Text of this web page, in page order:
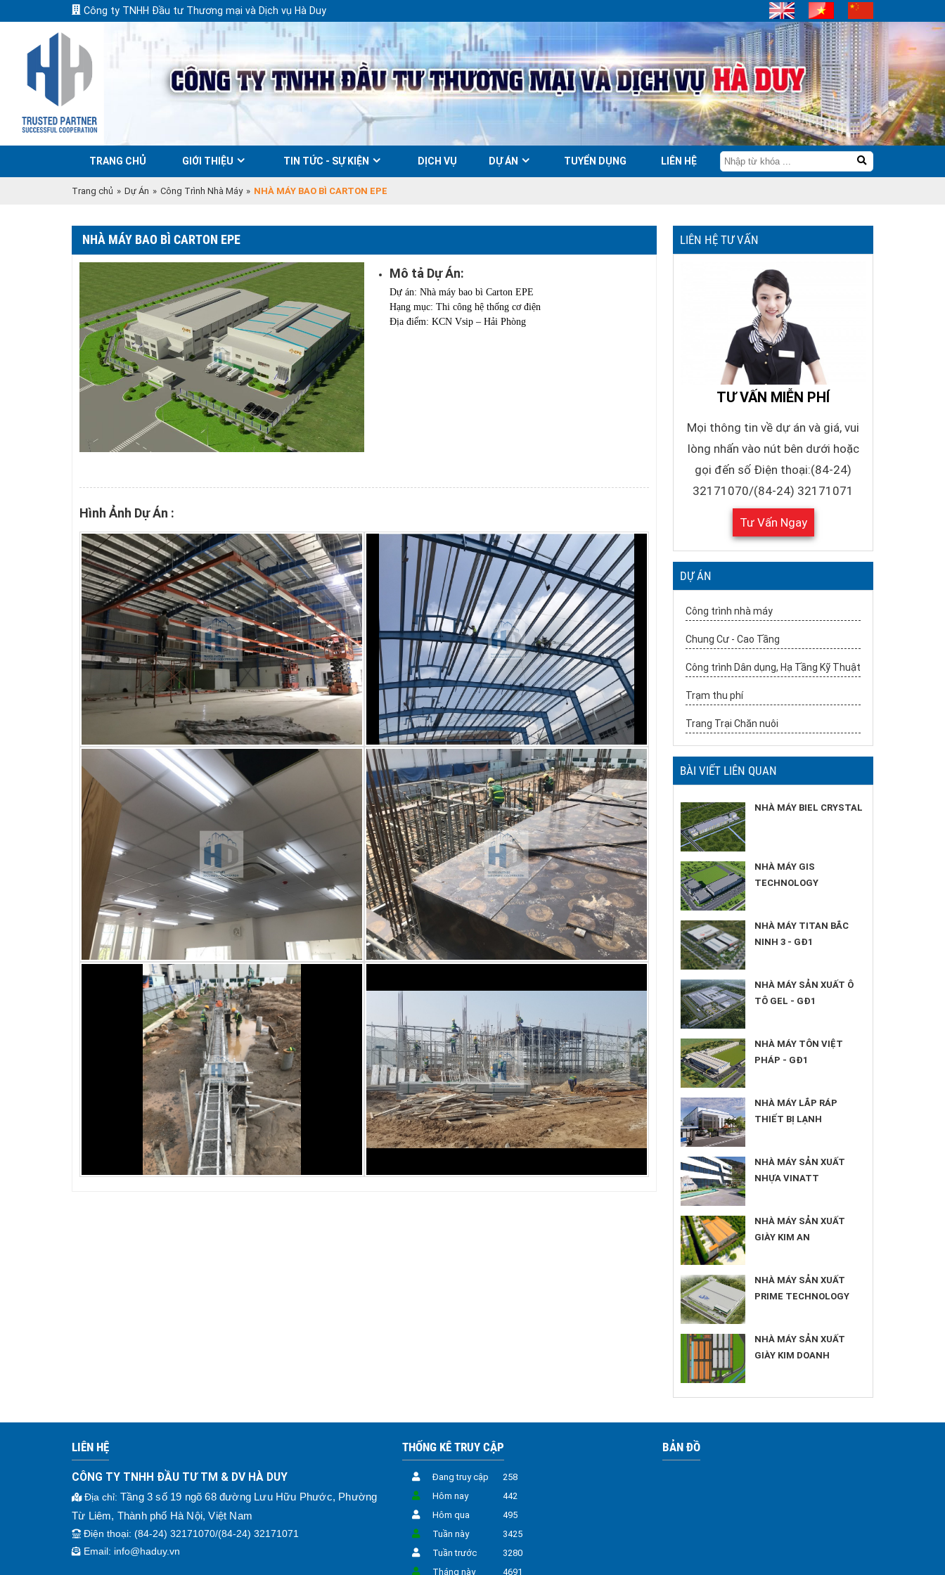
Công ty TNHH Đầu tư Thương mại và Dịch vụ Hà Duy
TRANG CHỦ GIỚI THIỆU TIN TỨC - SỰ KIỆN DỊCH VỤ DỰ ÁN TUYỂN DỤNG LIÊN HỆ
Trang chủ » Dự Án » Công Trình Nhà Máy » NHÀ MÁY BAO BÌ CARTON EPE
NHÀ MÁY BAO BÌ CARTON EPE
Mô tả Dự Án:
Dự án: Nhà máy bao bì Carton EPE
Hạng mục: Thi công hệ thống cơ điện
Địa điểm: KCN Vsip – Hải Phòng
Hình Ảnh Dự Án :
LIÊN HỆ TƯ VẤN
TƯ VẤN MIỄN PHÍ
Mọi thông tin về dự án và giá, vui
lòng nhấn vào nút bên dưới hoặc
gọi đến số Điện thoại:(84-24)
32171070/(84-24) 32171071
Tư Vấn Ngay
DỰ ÁN
Công trình nhà máy
Chung Cư - Cao Tầng
Công trình Dân dụng, Hạ Tầng Kỹ Thuật
Trạm thu phí
Trang Trại Chăn nuôi
BÀI VIẾT LIÊN QUAN
NHÀ MÁY BIEL CRYSTAL
NHÀ MÁY GIS
TECHNOLOGY
NHÀ MÁY TITAN BẮC
NINH 3 - GĐ1
NHÀ MÁY SẢN XUẤT Ô
TÔ GEL - GĐ1
NHÀ MÁY TÔN VIỆT
PHÁP - GĐ1
NHÀ MÁY LẮP RÁP
THIẾT BỊ LẠNH
NHÀ MÁY SẢN XUẤT
NHỰA VINATT
NHÀ MÁY SẢN XUẤT
GIÀY KIM AN
NHÀ MÁY SẢN XUẤT
PRIME TECHNOLOGY
NHÀ MÁY SẢN XUẤT
GIÀY KIM DOANH
LIÊN HỆ
CÔNG TY TNHH ĐẦU TƯ TM & DV HÀ DUY
Địa chỉ: Tầng 3 số 19 ngõ 68 đường Lưu Hữu Phước, Phường
Từ Liêm, Thành phố Hà Nội, Việt Nam
Điện thoại: (84-24) 32171070/(84-24) 32171071
Email: info@haduy.vn
THỐNG KÊ TRUY CẬP
Đang truy cập
258
Hôm nay
442
Hôm qua
495
Tuần này
3425
Tuần trước
3280
Tháng này
4691
BẢN ĐỒ